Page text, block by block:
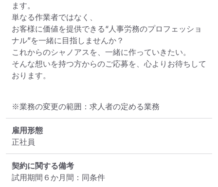
ます。
単なる作業者ではなく、
お客様に価値を提供できる“人事労務のプロフェッショ
ナル”を一緒に目指しませんか？
これからのシャノアスを、一緒に作っていきたい。
そんな想いを持つ方からのご応募を、心よりお待ちして
おります。
※業務の変更の範囲：求人者の定める業務
雇用形態
正社員
契約に関する備考
試用期間６か月間：同条件